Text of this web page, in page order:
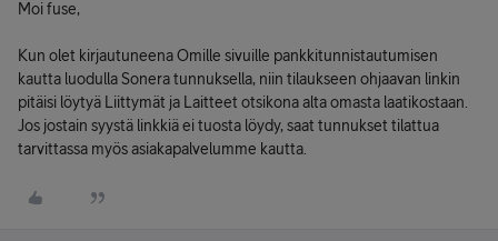
Moi fuse,
Kun olet kirjautuneena Omille sivuille pankkitunnistautumisen
kautta luodulla Sonera tunnuksella, niin tilaukseen ohjaavan linkin
pitäisi löytyä Liittymät ja Laitteet otsikona alta omasta laatikostaan.
Jos jostain syystä linkkiä ei tuosta löydy, saat tunnukset tilattua
tarvittassa myös asiakapalvelumme kautta.